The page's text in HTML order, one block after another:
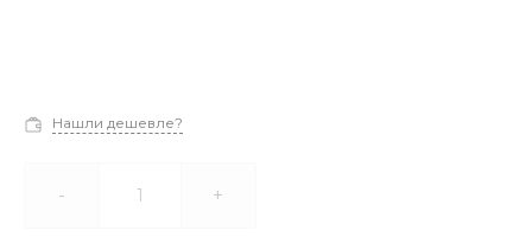
Нашли дешевле?
- +